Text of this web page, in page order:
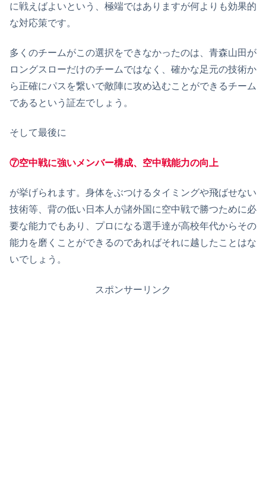
に戦えばよいという、極端ではありますが何よりも効果的
な対応策です。
多くのチームがこの選択をできなかったのは、青森山田が
ロングスローだけのチームではなく、確かな足元の技術か
ら正確にパスを繋いで敵陣に攻め込むことができるチーム
であるという証左でしょう。
そして最後に
⑦空中戦に強いメンバー構成、空中戦能力の向上
が挙げられます。身体をぶつけるタイミングや飛ばせない
技術等、背の低い日本人が諸外国に空中戦で勝つために必
要な能力でもあり、プロになる選手達が高校年代からその
能力を磨くことができるのであればそれに越したことはな
いでしょう。
スポンサーリンク